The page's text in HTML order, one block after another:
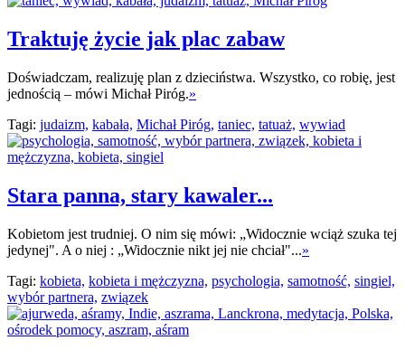
Traktuję życie jak plac zabaw
Doświadczam, realizuję plan z dzieciństwa. Wszystko, co robię, jest
jednością – mówi Michał Piróg.»
Tagi: judaizm, kabała, Michał Piróg, taniec, tatuaż, wywiad
Stara panna, stary kawaler...
Kobietom jest trudniej. O nim się mówi: „Widocznie wciąż szuka tej
jedynej". A o niej : „Widocznie nikt jej nie chciał"...»
Tagi: kobieta, kobieta i mężczyzna, psychologia, samotność, singiel,
wybór partnera, związek